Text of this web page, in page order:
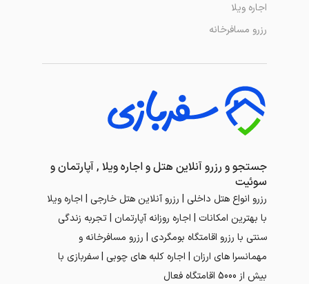
جستجو و رزرو آنلاین هتل و اجاره ویلا , آپارتمان و
سوئیت
رزرو انواع هتل داخلی | رزرو آنلاین هتل خارجی | اجاره ویلا
با بهترین امکانات | اجاره روزانه آپارتمان | تجربه زندگی
سنتی با رزرو اقامتگاه بومگردی | رزرو مسافرخانه و
مهمانسرا های ارزان | اجاره کلبه های چوبی | سفربازی با
بیش از 5000 اقامتگاه فعال
اجاره ویلا
رزرو مسافرخانه